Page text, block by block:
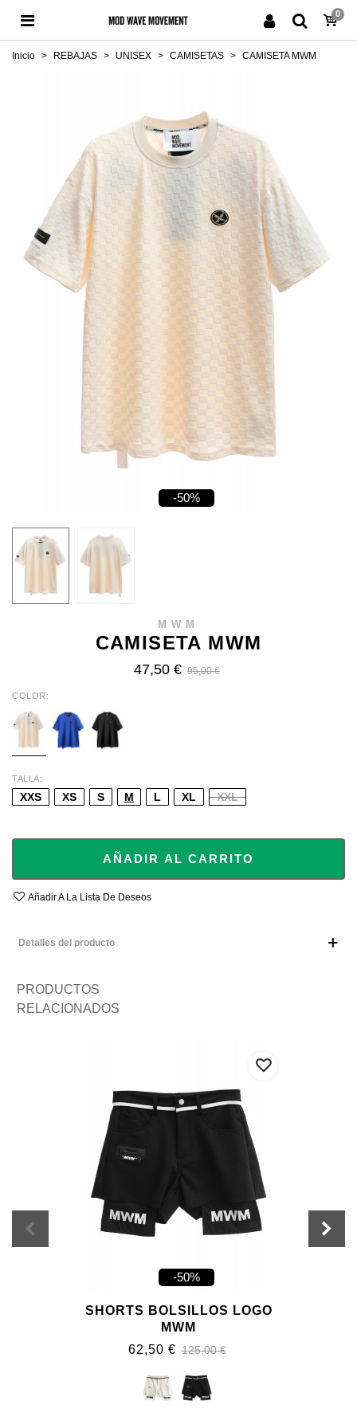
0
Inicio > REBAJAS > UNISEX > CAMISETAS > CAMISETA MWM
-50%
MWM
CAMISETA MWM
47,50 € 95,00 €
COLOR
ECRU BLUE BLACK
TALLA
XXS XS S M L XL XXL
AÑADIR AL CARRITO
Añadir A La Lista De Deseos
Detalles del producto
PRODUCTOS
RELACIONADOS
-50%
SHORTS BOLSILLOS LOGO
MWM
62,50 € 125,00 €